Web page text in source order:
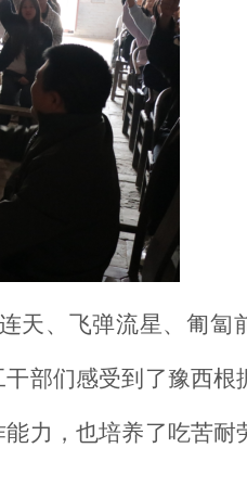
天、飞弹流星、匍匐
部们感受到了豫西根
力，也培养了吃苦耐